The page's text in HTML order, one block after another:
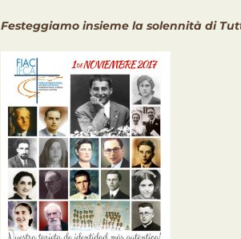
Festeggiamo insieme la solennità di